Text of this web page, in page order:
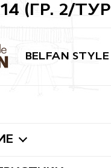
14 (ГР. 2/
BELFAN STYLE